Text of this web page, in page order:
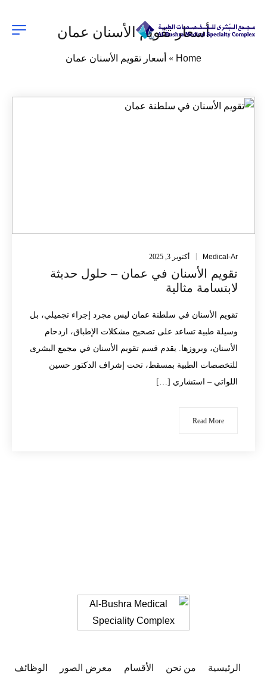
أسعار تقويم الأسنان عمان
Home
» أسعار تقويم الأسنان عمان
Medical-Ar أكتوبر 3, 2025
تقويم الأسنان في عمان – حلول حديثة
لابتسامة مثالية
تقويم الأسنان في سلطنة عمان ليس مجرد إجراء تجميلي، بل
وسيلة طبية تساعد على تصحيح مشكلات الإطباق، ازدحام
الأسنان، وبروزها. يقدم قسم تقويم الأسنان في مجمع البشرى
للتخصصات الطبية بمسقط، تحت إشراف الدكتور حسين
اللواتي – استشاري […]
Read More
الرئيسية من نحن الأقسام معرض الصور
الوظائف